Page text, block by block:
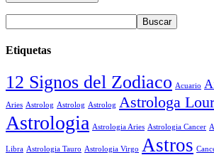
Etiquetas
12 Signos del Zodiaco Acuario
Aries Astrolog Astrolog Astrolog Astrologa
Astrologia Astrologia Aries Astrologia Cancer
Libra Astrologia Tauro Astrologia Virgo Astros